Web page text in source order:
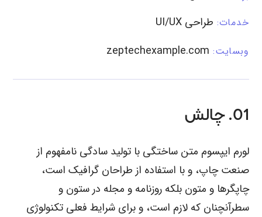
خدمات: طراحی UI/UX
وبسایت: zeptechexample.com
01. چالش
لورم ایپسوم متن ساختگی با تولید سادگی نامفهوم از
صنعت چاپ، و با استفاده از طراحان گرافیک است،
چاپگرها و متون بلکه روزنامه و مجله در ستون و
سطرآنچنان که لازم است، و برای شرایط فعلی تکنولوژی